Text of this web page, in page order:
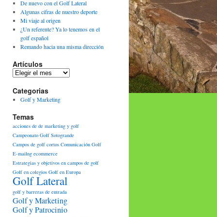
De nuevo con el Golf Lateral
Algunas cifras de nuestro deporte
Mi viaje al origen
¿Un referente? Ya lo tenemos en el
golf español
Remando hacia una misma dirección
Artículos
Artículos
Categorias
Golf y Marketing
Temas
acciones de de marketing y golf
Campeonato Golf Sotogrande
Campos de golf cortos Comunicación Golf
E-mailng ecommerce
Estrategias y objetivos en campos de golf
Golf en colegios Golf en Europa
Golf Lateral
golf y barreras de entrada
Golf y Marketing
Golf y Patrocinio